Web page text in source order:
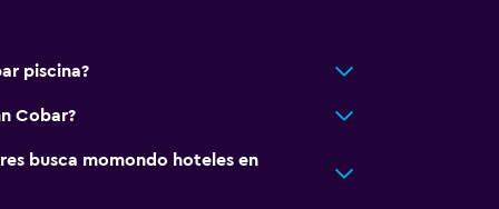
piscina?
Cobar?
busca momondo hoteles en